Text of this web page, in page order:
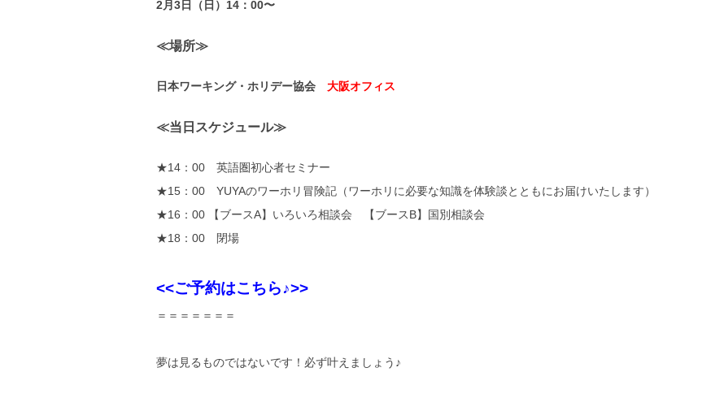
2月3日（日）14：00〜
≪場所≫
日本ワーキング・ホリデー協会 大阪オフィス
≪当日スケジュール≫
★14：00 英語圏初心者セミナー
★15：00 YUYAのワーホリ冒険記（ワーホリに必要な知識を体験談とともにお届けいたします）
★16：00 【ブースA】いろいろ相談会 【ブースB】国別相談会
★18：00 閉場
<<ご予約はこちら♪>>
＝＝＝＝＝＝＝
夢は見るものではないです！必ず叶えましょう♪